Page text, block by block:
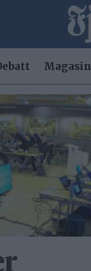
Magasin